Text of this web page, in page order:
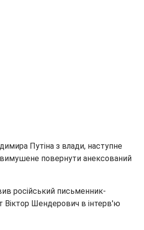
Путіна з влади, наступне
повернути анексований
російський письменник-
Віктор Шендерович в інтерв'ю